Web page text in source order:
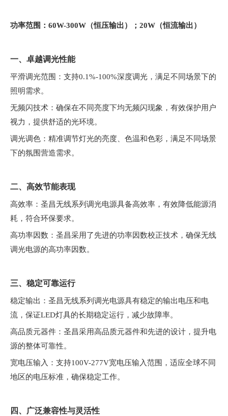
功率范围：60W-300W（恒压输出）；20W（恒流输出）
一、卓越调光性能
平滑调光范围：支持0.1%-100%深度调光，满足不同场景下的
照明需求。
无频闪技术：确保在不同亮度下均无频闪现象，有效保护用户
视力，提供舒适的光环境。
调光调色：精准调节灯光的亮度、色温和色彩，满足不同场景
下的氛围营造需求。
二、高效节能表现
高效率：圣昌无线系列调光电源具备高效率，有效降低能源消
耗，符合环保要求。
高功率因数：圣昌采用了先进的功率因数校正技术，确保无线
调光电源的高功率因数。
三、稳定可靠运行
稳定输出：圣昌无线系列调光电源具有稳定的输出电压和电
流，保证LED灯具的长期稳定运行，减少故障率。
高品质元器件：圣昌采用高品质元器件和先进的设计，提升电
源的整体可靠性。
宽电压输入：支持100V-277V宽电压输入范围，适应全球不同
地区的电压标准，确保稳定工作。
四、广泛兼容性与灵活性